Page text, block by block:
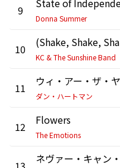
9
Donna Summer
10
KC & The Sunshine Band
11
ダン・ハートマン
12 Flowers
The Emotions